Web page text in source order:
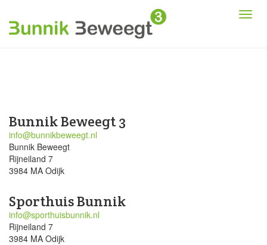
Bunnik Beweegt 3
info@bunnikbeweegt.nl
Bunnik Beweegt
Rijneiland 7
3984 MA Odijk
Sporthuis Bunnik
info@sporthuisbunnik.nl
Rijneiland 7
3984 MA Odijk